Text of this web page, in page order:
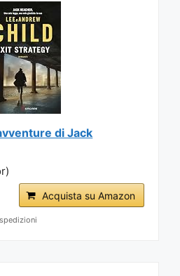
di Jack
Acquista su Amazon